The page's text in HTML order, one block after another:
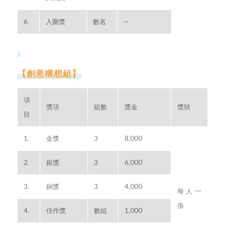
6. 入圍獎 數名 —
【創意構想組】
項
目
獎項 組數 獎金 獎狀
1. 金獎 3 8,000
每人一
張
2. 銀獎 3 6,000
3. 銅獎 3 4,000
4. 佳作獎 數組 1,000